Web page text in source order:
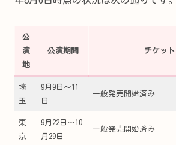
公
演
地
公演期間 チケッ
埼
玉
9月9日～11
日
一般発売開始済み
東
京
9月22日～10
月29日
一般発売開始済み